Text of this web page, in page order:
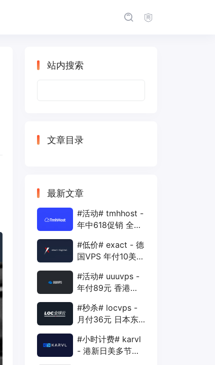
站内搜索
文章目录
最新文章
#活动# tmhhost -
年中618促销 全场
年付VPS
#低价# exact - 德
国VPS 年付10美元
1Gbps
#活动# uuuvps -
年付89元 香港
400G 30M
#秒杀# locvps -
月付36元 日本东
40G 1T 450Mbps
#小时计费# karvl
- 港新日美多节点